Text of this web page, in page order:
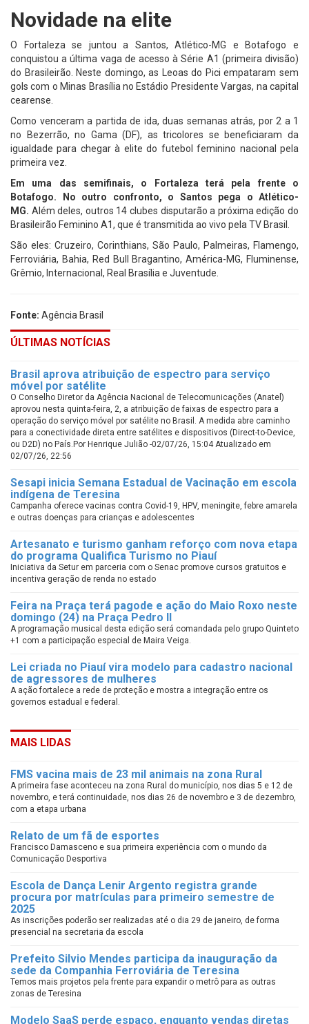
Novidade na elite
O Fortaleza se juntou a Santos, Atlético-MG e Botafogo e
conquistou a última vaga de acesso à Série A1 (primeira divisão)
do Brasileirão. Neste domingo, as Leoas do Pici empataram sem
gols com o Minas Brasília no Estádio Presidente Vargas, na capital
cearense.
Como venceram a partida de ida, duas semanas atrás, por 2 a 1
no Bezerrão, no Gama (DF), as tricolores se beneficiaram da
igualdade para chegar à elite do futebol feminino nacional pela
primeira vez.
Em uma das semifinais, o Fortaleza terá pela frente o
Botafogo. No outro confronto, o Santos pega o Atlético-
MG. Além deles, outros 14 clubes disputarão a próxima edição do
Brasileirão Feminino A1, que é transmitida ao vivo pela TV Brasil.
São eles: Cruzeiro, Corinthians, São Paulo, Palmeiras, Flamengo,
Ferroviária, Bahia, Red Bull Bragantino, América-MG, Fluminense,
Grêmio, Internacional, Real Brasília e Juventude.
Fonte: Agência Brasil
ÚLTIMAS NOTÍCIAS
Brasil aprova atribuição de espectro para serviço
móvel por satélite
O Conselho Diretor da Agência Nacional de Telecomunicações (Anatel)
aprovou nesta quinta-feira, 2, a atribuição de faixas de espectro para a
operação do serviço móvel por satélite no Brasil. A medida abre caminho
para a conectividade direta entre satélites e dispositivos (Direct-to-Device,
ou D2D) no País.Por Henrique Julião -02/07/26, 15:04 Atualizado em
02/07/26, 22:56
Sesapi inicia Semana Estadual de Vacinação em escola
indígena de Teresina
Campanha oferece vacinas contra Covid-19, HPV, meningite, febre amarela
e outras doenças para crianças e adolescentes
Artesanato e turismo ganham reforço com nova etapa
do programa Qualifica Turismo no Piauí
Iniciativa da Setur em parceria com o Senac promove cursos gratuitos e
incentiva geração de renda no estado
Feira na Praça terá pagode e ação do Maio Roxo neste
domingo (24) na Praça Pedro II
A programação musical desta edição será comandada pelo grupo Quinteto
+1 com a participação especial de Maira Veiga.
Lei criada no Piauí vira modelo para cadastro nacional
de agressores de mulheres
A ação fortalece a rede de proteção e mostra a integração entre os
governos estadual e federal.
MAIS LIDAS
FMS vacina mais de 23 mil animais na zona Rural
A primeira fase aconteceu na zona Rural do município, nos dias 5 e 12 de
novembro, e terá continuidade, nos dias 26 de novembro e 3 de dezembro,
com a etapa urbana
Relato de um fã de esportes
Francisco Damasceno e sua primeira experiência com o mundo da
Comunicação Desportiva
Escola de Dança Lenir Argento registra grande
procura por matrículas para primeiro semestre de
2025
As inscrições poderão ser realizadas até o dia 29 de janeiro, de forma
presencial na secretaria da escola
Prefeito Silvio Mendes participa da inauguração da
sede da Companhia Ferroviária de Teresina
Temos mais projetos pela frente para expandir o metrô para as outras
zonas de Teresina
Modelo SaaS perde espaço, enquanto vendas diretas